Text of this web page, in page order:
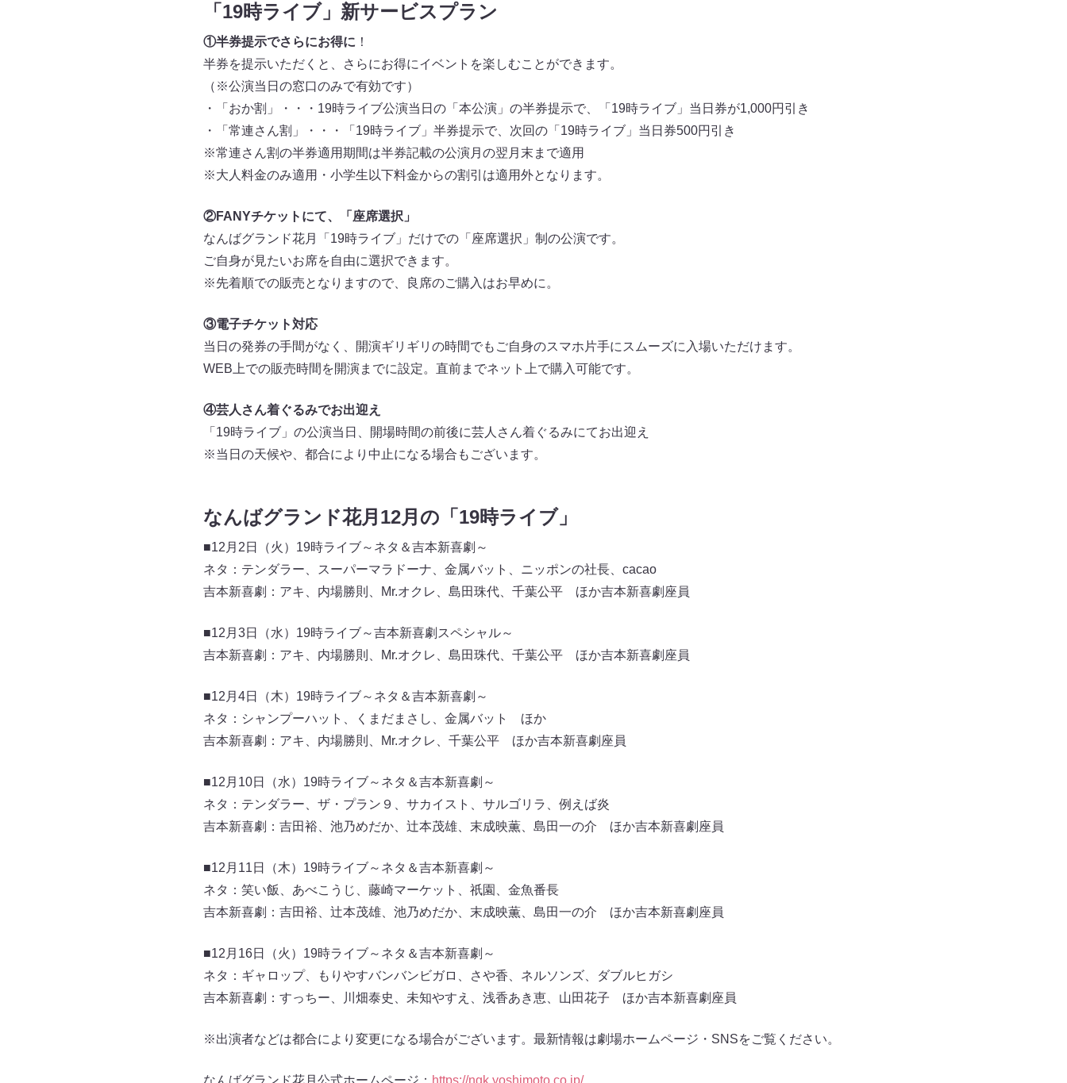
「19時ライブ」新サービスプラン
①半券提示でさらにお得に ！
半券を提示いただくと、さらにお得にイベントを楽しむことができます。
（※公演当日の窓口のみで有効です）
・「おか割」・・・19時ライブ公演当日の「本公演」の半券提示で、「19時ライブ」当日券が1,000円引き
・「常連さん割」・・・「19時ライブ」半券提示で、次回の「19時ライブ」当日券500円引き
※常連さん割の半券適用期間は半券記載の公演月の翌月末まで適用
※大人料金のみ適用・小学生以下料金からの割引は適用外となります。
②FANYチケットにて、「座席選択」
なんばグランド花月「19時ライブ」だけでの「座席選択」制の公演です。
ご自身が見たいお席を自由に選択できます。
※先着順での販売となりますので、良席のご購入はお早めに。
③電子チケット対応
当日の発券の手間がなく、開演ギリギリの時間でもご自身のスマホ片手にスムーズに入場いただけます。
WEB上での販売時間を開演までに設定。直前までネット上で購入可能です。
④芸人さん着ぐるみでお出迎え
「19時ライブ」の公演当日、開場時間の前後に芸人さん着ぐるみにてお出迎え
※当日の天候や、都合により中止になる場合もございます。
なんばグランド花月12月の「19時ライブ」
■12月2日（火）19時ライブ～ネタ＆吉本新喜劇～
ネタ：テンダラー、スーパーマラドーナ、金属バット、ニッポンの社長、cacao
吉本新喜劇：アキ、内場勝則、Mr.オクレ、島田珠代、千葉公平 ほか吉本新喜劇座員
■12月3日（水）19時ライブ～吉本新喜劇スペシャル～
吉本新喜劇：アキ、内場勝則、Mr.オクレ、島田珠代、千葉公平 ほか吉本新喜劇座員
■12月4日（木）19時ライブ～ネタ＆吉本新喜劇～
ネタ：シャンプーハット、くまだまさし、金属バット ほか
吉本新喜劇：アキ、内場勝則、Mr.オクレ、千葉公平 ほか吉本新喜劇座員
■12月10日（水）19時ライブ～ネタ＆吉本新喜劇～
ネタ：テンダラー、ザ・プラン９、サカイスト、サルゴリラ、例えば炎
吉本新喜劇：吉田裕、池乃めだか、辻本茂雄、末成映薫、島田一の介 ほか吉本新喜劇座員
■12月11日（木）19時ライブ～ネタ＆吉本新喜劇～
ネタ：笑い飯、あべこうじ、藤崎マーケット、祇園、金魚番長
吉本新喜劇：吉田裕、辻本茂雄、池乃めだか、末成映薫、島田一の介 ほか吉本新喜劇座員
■12月16日（火）19時ライブ～ネタ＆吉本新喜劇～
ネタ：ギャロップ、もりやすバンバンビガロ、さや香、ネルソンズ、ダブルヒガシ
吉本新喜劇：すっちー、川畑泰史、未知やすえ、浅香あき恵、山田花子 ほか吉本新喜劇座員
※出演者などは都合により変更になる場合がございます。最新情報は劇場ホームページ・SNSをご覧ください。